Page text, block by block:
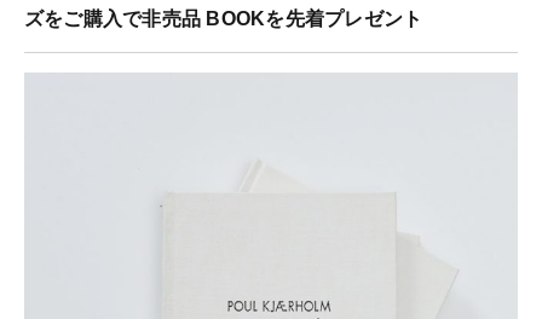
ズをご購入で非売品 BOOKを先着プレゼント